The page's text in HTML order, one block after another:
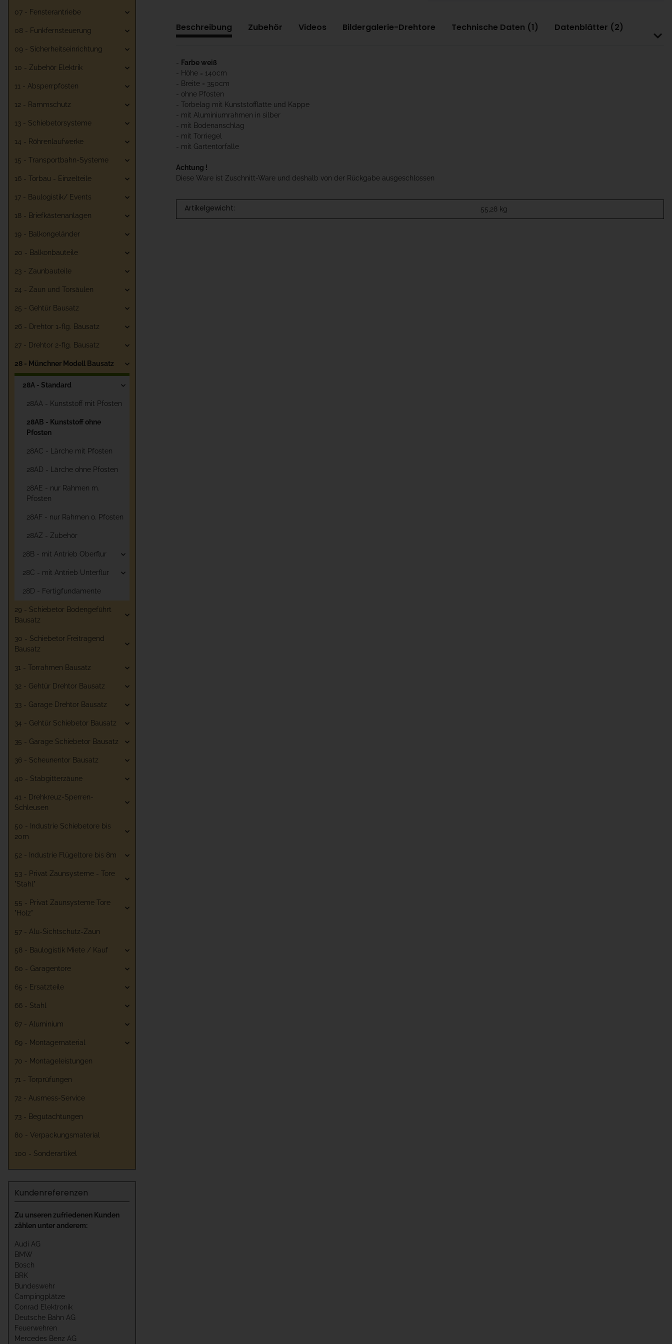
Beschreibung Zubehör Videos Bildergalerie-Drehtore Technische Daten (1) Datenblätter (2)
- Farbe weiß
- Höhe = 140cm
- Breite = 350cm
- ohne Pfosten
- Torbelag mit Kunststofflatte und Kappe
- mit Aluminiumrahmen in silber
- mit Bodenanschlag
- mit Torriegel
- mit Gartentorfalle
Achtung !
Diese Ware ist Zuschnitt-Ware und deshalb von der Rückgabe ausgeschlossen
Artikelgewicht: 55,28 kg
07 - Fensterantriebe
08 - Funkfernsteuerung
09 - Sicherheitseinrichtung
10 - Zubehör Elektrik
11 - Absperrpfosten
12 - Rammschutz
13 - Schiebetorsysteme
14 - Röhrenlaufwerke
15 - Transportbahn-Systeme
16 - Torbau - Einzelteile
17 - Baulogistik/ Events
18 - Briefkästenanlagen
19 - Balkongeländer
20 - Balkonbauteile
23 - Zaunbauteile
24 - Zaun und Torsäulen
25 - Gehtür Bausatz
26 - Drehtor 1-flg. Bausatz
27 - Drehtor 2-flg. Bausatz
28 - Münchner Modell Bausatz
28A - Standard
28AA - Kunststoff mit Pfosten
28AB - Kunststoff ohne
Pfosten
28AC - Lärche mit Pfosten
28AD - Lärche ohne Pfosten
28AE - nur Rahmen m.
Pfosten
28AF - nur Rahmen o. Pfosten
28AZ - Zubehör
28B - mit Antrieb Oberflur
28C - mit Antrieb Unterflur
28D - Fertigfundamente
29 - Schiebetor Bodengeführt
Bausatz
30 - Schiebetor Freitragend
Bausatz
31 - Torrahmen Bausatz
32 - Gehtür Drehtor Bausatz
33 - Garage Drehtor Bausatz
34 - Gehtür Schiebetor Bausatz
35 - Garage Schiebetor Bausatz
36 - Scheunentor Bausatz
40 - Stabgitterzäune
41 - Drehkreuz-Sperren-
Schleusen
50 - Industrie Schiebetore bis
20m
52 - Industrie Flügeltore bis 8m
53 - Privat Zaunsysteme - Tore
"Stahl"
55 - Privat Zaunsysteme Tore
"Holz"
57 - Alu-Sichtschutz-Zaun
58 - Baulogistik Miete / Kauf
60 - Garagentore
65 - Ersatzteile
66 - Stahl
67 - Aluminium
69 - Montagematerial
70 - Montageleistungen
71 - Torprüfungen
72 - Ausmess-Service
73 - Begutachtungen
80 - Verpackungsmaterial
100 - Sonderartikel
Kundenreferenzen
Zu unseren zufriedenen Kunden
zählen unter anderem:
Audi AG
BMW
Bosch
BRK
Bundeswehr
Campingplätze
Conrad Elektronik
Deutsche Bahn AG
Feuerwehren
Mercedes Benz AG